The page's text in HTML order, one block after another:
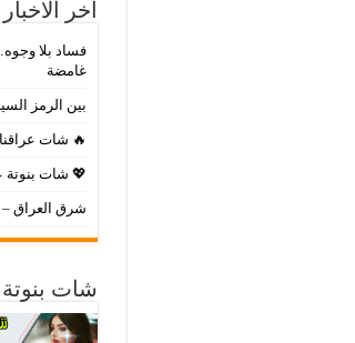
آخر الاخبار
فساد بلا
غامضة
بين الرمز
🔥 شات
💖 شات
شرق العراق –
شات